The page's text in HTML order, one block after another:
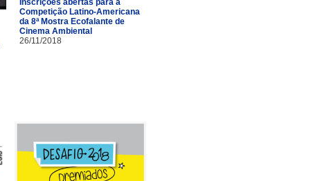
Competição Latino-Americana
da 8ª Mostra Ecofalante de
Cinema Ambiental
26/11/2018